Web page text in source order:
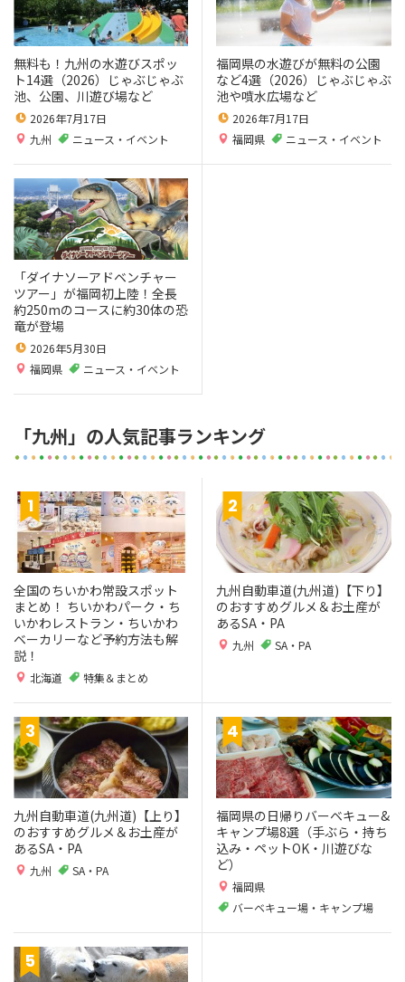
無料も！九州の水遊びスポッ
ト14選（2026）じゃぶじゃぶ
池、公園、川遊び場など
2026年7月17日
九州
ニュース・イベント
福岡県の水遊びが無料の公園
など4選（2026）じゃぶじゃぶ
池や噴水広場など
2026年7月17日
福岡県
ニュース・イベント
「ダイナソーアドベンチャー
ツアー」が福岡初上陸！全長
約250mのコースに約30体の恐
竜が登場
2026年5月30日
福岡県
ニュース・イベント
「九州」の人気記事ランキング
全国のちいかわ常設スポット
まとめ！ ちいかわパーク・ち
いかわレストラン・ちいかわ
ベーカリーなど予約方法も解
説！
北海道 特集＆まとめ
九州自動車道(九州道)【下り】
のおすすめグルメ＆お土産が
あるSA・PA
九州 SA・PA
九州自動車道(九州道)【上り】
のおすすめグルメ＆お土産が
あるSA・PA
九州 SA・PA
福岡県の日帰りバーベキュー&
キャンプ場8選（手ぶら・持ち
込み・ペットOK・川遊びな
ど）
福岡県
バーベキュー場・キャンプ場